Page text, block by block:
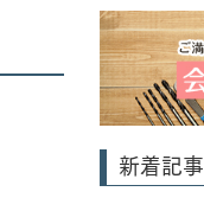
新着記事